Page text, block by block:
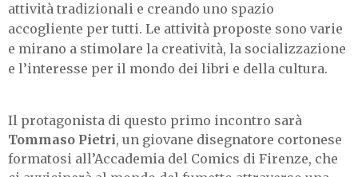
attività tradizionali e creando uno spazio
accogliente per tutti. Le attività proposte sono varie
e mirano a stimolare la creatività, la socializzazione
e l’interesse per il mondo dei libri e della cultura.
Il protagonista di questo primo incontro sarà
Tommaso Pietri, un giovane disegnatore cortonese
formatosi all’Accademia del Comics di Firenze, che